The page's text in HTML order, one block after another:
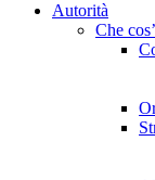
Autorità
Che